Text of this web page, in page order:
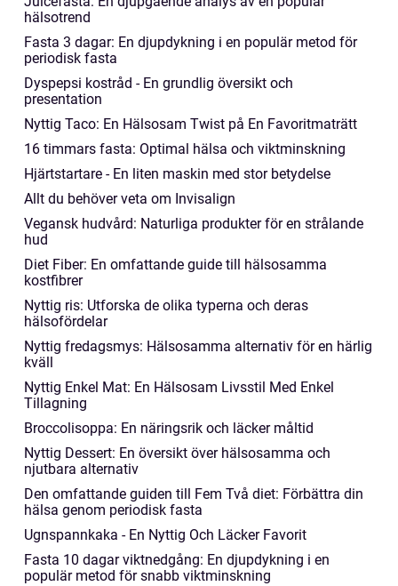
hälsotrend
Fasta 3 dagar: En djupdykning i en populär metod för
periodisk fasta
Dyspepsi kostråd - En grundlig översikt och
presentation
Nyttig Taco: En Hälsosam Twist på En Favoritmaträtt
16 timmars fasta: Optimal hälsa och viktminskning
Hjärtstartare - En liten maskin med stor betydelse
Allt du behöver veta om Invisalign
Vegansk hudvård: Naturliga produkter för en strålande
hud
Diet Fiber: En omfattande guide till hälsosamma
kostfibrer
Nyttig ris: Utforska de olika typerna och deras
hälsofördelar
Nyttig fredagsmys: Hälsosamma alternativ för en härlig
kväll
Nyttig Enkel Mat: En Hälsosam Livsstil Med Enkel
Tillagning
Broccolisoppa: En näringsrik och läcker måltid
Nyttig Dessert: En översikt över hälsosamma och
njutbara alternativ
Den omfattande guiden till Fem Två diet: Förbättra din
hälsa genom periodisk fasta
Ugnspannkaka - En Nyttig Och Läcker Favorit
Fasta 10 dagar viktnedgång: En djupdykning i en
populär metod för snabb viktminskning